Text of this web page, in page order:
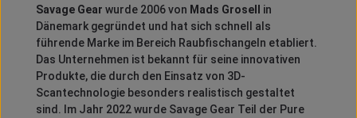
Savage Gear wurde 2006 von Mads Grosell
in
Dänemark gegründet und hat sich schnell als
führende Marke im Bereich Raubfischangeln etabliert.
Das Unternehmen ist bekannt für seine innovativen
Produkte, die durch den Einsatz von 3D-
Scantechnologie besonders realistisch gestaltet
sind.
Im Jahr 2022 wurde Savage Gear Teil der Pure